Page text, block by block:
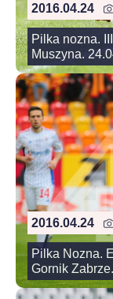
2016.04.24
Pilka nozna.
Muszyna.
2016.04.24
Pilka Nozna.
Gornik